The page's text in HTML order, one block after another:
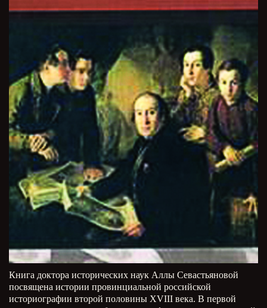
Книга доктора исторических наук Аллы Севастьяновой
посвящена истории провинциальной российской
историографии второй половины XVIII века. В первой